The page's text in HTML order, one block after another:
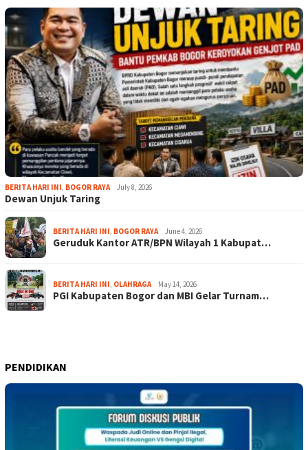
BERITA HARI INI, BOGOR RAYA July 8, 2026
Dewan Unjuk Taring
BERITA HARI INI, BOGOR RAYA June 4, 2026
Geruduk Kantor ATR/BPN Wilayah 1 Kabupat…
BERITA HARI INI, OLAHRAGA May 14, 2026
PGI Kabupaten Bogor dan MBI Gelar Turnam…
PENDIDIKAN